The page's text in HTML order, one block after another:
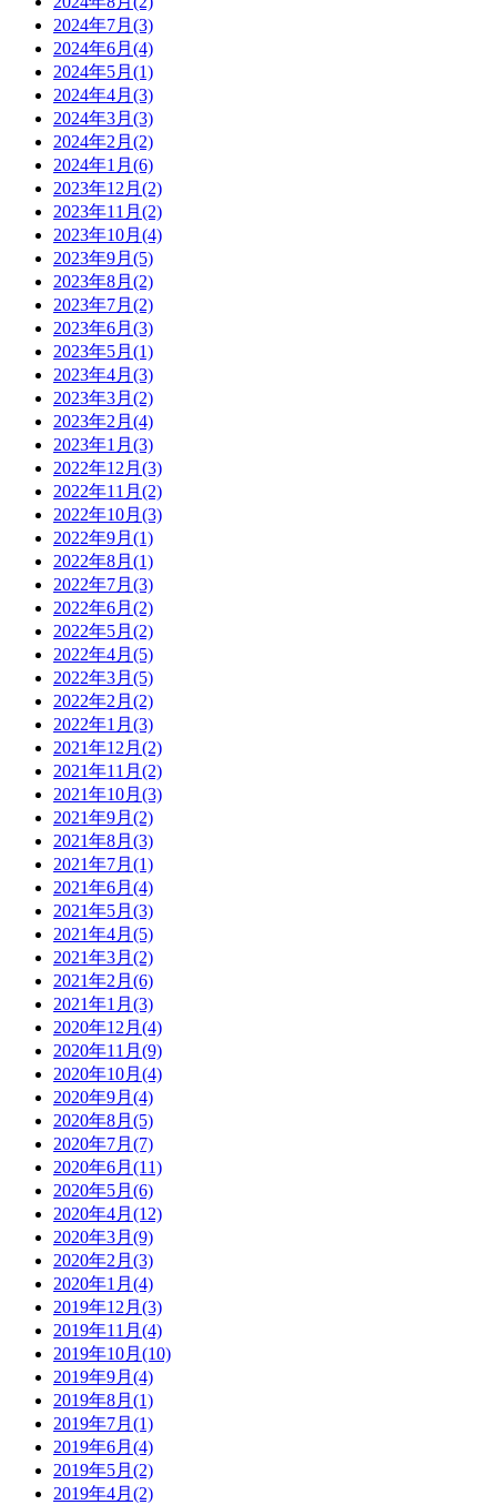
2024年7月(3)
2024年6月(4)
2024年5月(1)
2024年4月(3)
2024年3月(3)
2024年2月(2)
2024年1月(6)
2023年12月(2)
2023年11月(2)
2023年10月(4)
2023年9月(5)
2023年8月(2)
2023年7月(2)
2023年6月(3)
2023年5月(1)
2023年4月(3)
2023年3月(2)
2023年2月(4)
2023年1月(3)
2022年12月(3)
2022年11月(2)
2022年10月(3)
2022年9月(1)
2022年8月(1)
2022年7月(3)
2022年6月(2)
2022年5月(2)
2022年4月(5)
2022年3月(5)
2022年2月(2)
2022年1月(3)
2021年12月(2)
2021年11月(2)
2021年10月(3)
2021年9月(2)
2021年8月(3)
2021年7月(1)
2021年6月(4)
2021年5月(3)
2021年4月(5)
2021年3月(2)
2021年2月(6)
2021年1月(3)
2020年12月(4)
2020年11月(9)
2020年10月(4)
2020年9月(4)
2020年8月(5)
2020年7月(7)
2020年6月(11)
2020年5月(6)
2020年4月(12)
2020年3月(9)
2020年2月(3)
2020年1月(4)
2019年12月(3)
2019年11月(4)
2019年10月(10)
2019年9月(4)
2019年8月(1)
2019年7月(1)
2019年6月(4)
2019年5月(2)
2019年4月(2)